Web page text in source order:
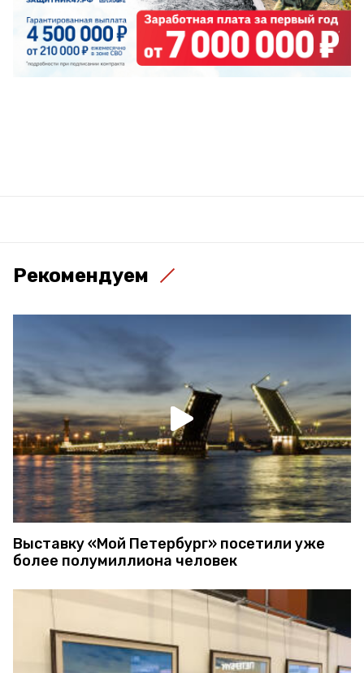
Рекомендуем
Выставку «Мой Петербург» посетили уже
более полумиллиона человек